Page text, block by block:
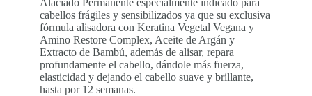
cabellos frágiles y sensibilizados ya que su exclusiva
fórmula alisadora con Keratina Vegetal Vegana y
Amino Restore Complex, Aceite de Argán y
Extracto de Bambú, además de alisar, repara
profundamente el cabello, dándole más fuerza,
elasticidad y dejando el cabello suave y brillante,
hasta por 12 semanas.